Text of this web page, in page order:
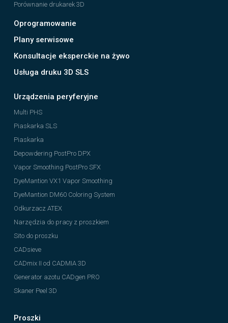
Porównanie drukarek 3D
Oprogramowanie
Plany serwisowe
Konsultacje eksperckie na żywo
Usługa druku 3D SLS
Urządzenia peryferyjne
Multi PHS
Piaskarka SLS
Piaskarka
Depowdering PostPro DPX
Vapor Smoothing PostPro SFX
DyeMantion VX1 Vapor Smoothing
DyeMantion DM60 Coloring System
Odkurzacz ATEX
Narzędzia do pracy z proszkiem
Sito do proszku
CADsieve
CADmix II od CADMIA 3D
Generator azotu CADgen PRO
Skaner Peel 3D
Proszki